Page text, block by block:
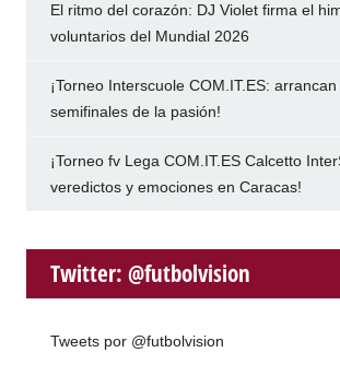
El ritmo del corazón: DJ Violet firma el
voluntarios del Mundial 2026
¡Torneo Interscuole COM.IT.ES:
semifinales de la pasión!
¡Torneo fv Lega COM.IT.ES Calcetto
veredictos y emociones en Caracas!
Twitter: @futbolvision
Tweets por @futbolvision